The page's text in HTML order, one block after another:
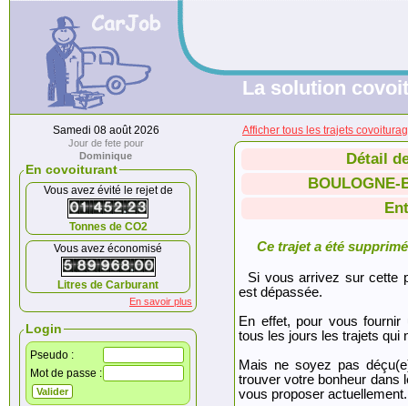
La solution
Samedi 08 août 2026
Jour de fete pour
Dominique
En covoiturant
Vous avez évité le rejet de
Tonnes de CO2
Vous avez économisé
Litres de Carburant
En savoir plus
Login
Pseudo :
Mot de passe :
Afficher tous les trajets
Détail
BOULOGNE-
Ce trajet a été
Si vous arrivez sur cette
est dépassée.
En effet, pour vous fournir
tous les jours les trajets qui
Mais ne soyez pas
trouver votre bonheur dans
vous proposer actuellement.